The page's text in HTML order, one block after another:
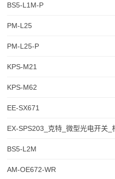
BS5-L1M-P
PM-L25
PM-L25-P
KPS-M21
KPS-M62
EE-SX671
EX-SPS203_克特_微型光电开关_
BS5-L2M
AM-OE672-WR